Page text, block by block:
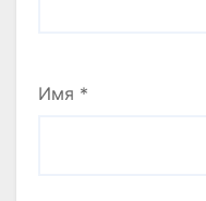
Имя *